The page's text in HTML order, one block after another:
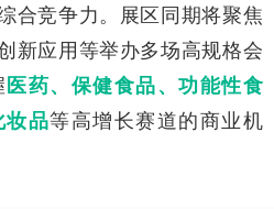
合竞争力。展区同期将聚焦
新应用等举办多场高规格会
医药、保健食品、功能性食
妆品等高增长赛道的商业机